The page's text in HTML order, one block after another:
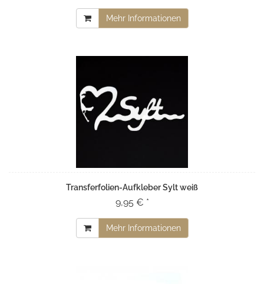
Mehr Informationen
Transferfolien-Aufkleber Sylt weiß
9,95 € *
Mehr Informationen